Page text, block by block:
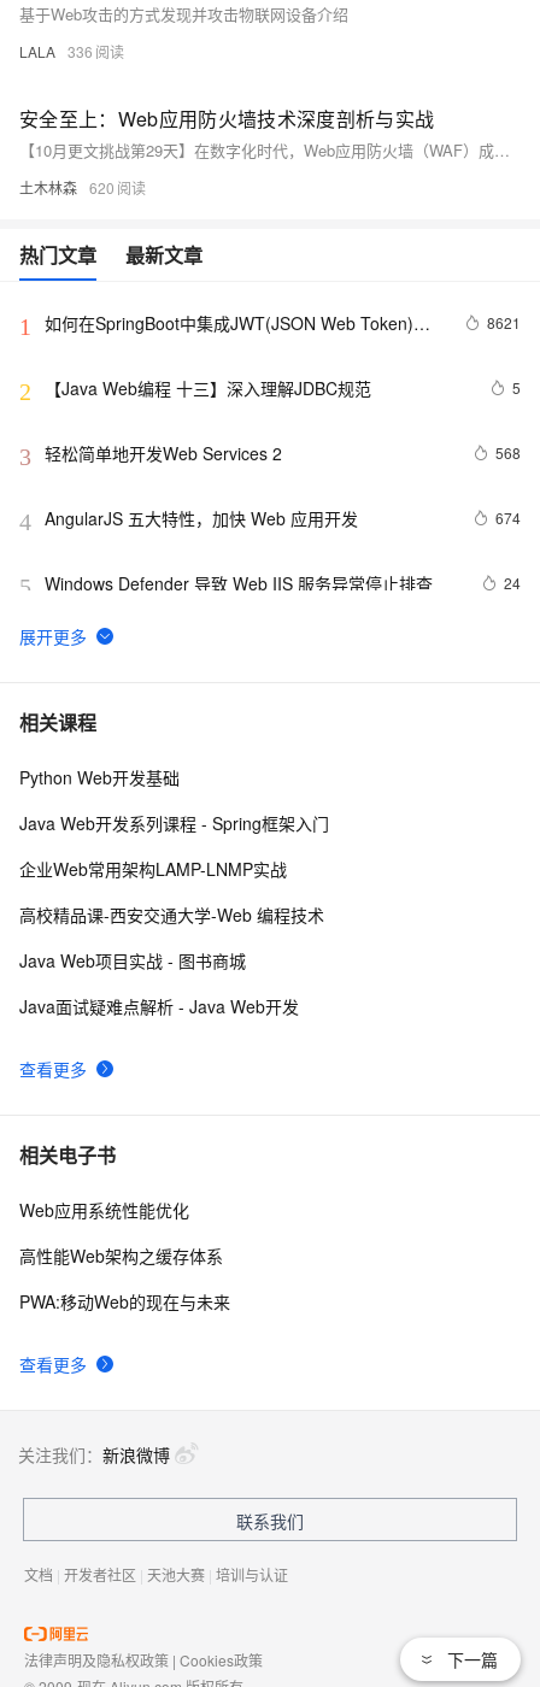
基于Web攻击的方式发现并攻击物联网设备介绍
LALA 336
安全至上：Web应用防火墙技术深度剖析与实战
【10月更文挑战第29天】在数字化时代，Web应用防火墙（WAF）成为保护Web应用免受攻击的关键技术。本文深入解析WAF的工作原理和核心组件，如Envoy和Coraza，并提供实战指南，涵盖动态加载规则、集成威胁情报、高可用性配置等内容，帮助开发者和安全专家构建更安全的Web环境。
土木林森 620
热门文章 最新文章
1
如何在SpringBoot中集成JWT(JSON Web Token)鉴
8621
2 【Java Web编程 十三】深入理解JDBC规范 5
3 轻松简单地开发Web Services 2 568
4 AngularJS 五大特性，加快 Web 应用开发 674
5 Windows Defender 导致 Web IIS 服务异常停止排查 24
6
在Winform项目和Web API的.NetCore项目中使用Serilog
7 Axis2 Web Services 中使用session的配置及使用方法
8 DWR3访问WEB元素的两种方法
10Web乱码解决方法
相关课程
查看更多
Python Web开发基础
Java Web开发系列课程 - Spring框架入门
企业Web常用架构LAMP-LNMP实战
高校精品课-西安交通大学-Web 编程技术
Java Web项目实战 - 图书商城
Java面试疑难点解析 - Java Web开发
相关电子书
查看更多
Web应用系统性能优化
高性能Web架构之缓存体系
PWA:移动Web的现在与未来
下一篇
关注我们： 新浪微博
联系我们
文档 | 开发者社区 | 天池大赛 | 培训与认证
法律声明及隐私权政策 | Cookies政策